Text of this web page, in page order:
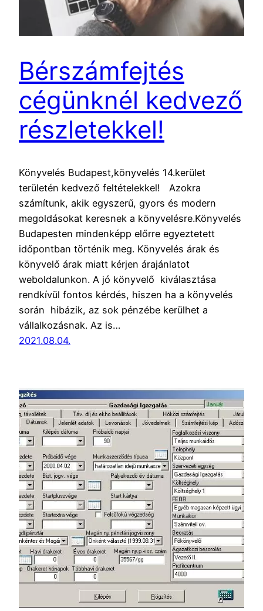
Bérszámfejtés
cégünknél kedvező
részletekkel!
Könyvelés Budapest,könyvelés 14.kerület
területén kedvező feltételekkel! Azokra
számítunk, akik egyszerű, gyors és modern
megoldásokat keresnek a könyvelésre.Könyvelés
Budapesten mindenképp előrre egyeztetett
időpontban történik meg. Könyvelés árak és
könyvelő árak miatt kérjen árajánlatot
weboldalunkon. A jó könyvelő kiválasztása
rendkívül fontos kérdés, hiszen ha a könyvelés
során hibázik, az sok pénzébe kerülhet a
vállalkozásnak. Az is…
2021.08.04.